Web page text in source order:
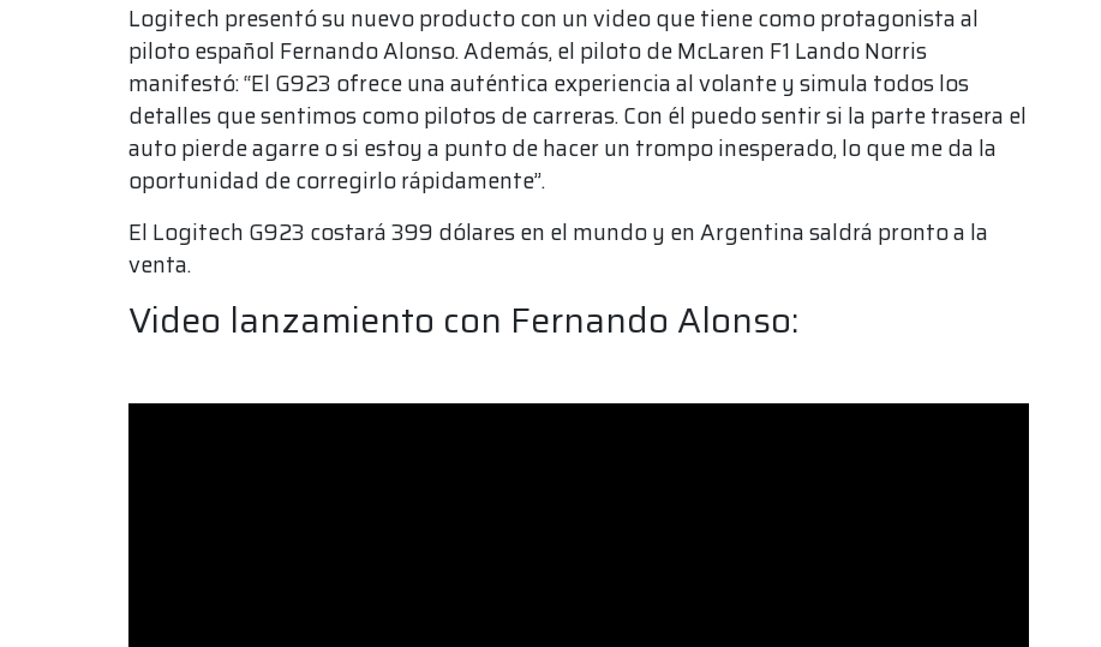
Logitech presentó su nuevo producto con un video que tiene como protagonista al
piloto español Fernando Alonso. Además, el piloto de McLaren F1 Lando Norris
manifestó: “El G923 ofrece una auténtica experiencia al volante y simula todos los
detalles que sentimos como pilotos de carreras. Con él puedo sentir si la parte trasera el
auto pierde agarre o si estoy a punto de hacer un trompo inesperado, lo que me da la
oportunidad de corregirlo rápidamente”.
El Logitech G923 costará 399 dólares en el mundo y en Argentina saldrá pronto a la
venta.
Video lanzamiento con Fernando Alonso: